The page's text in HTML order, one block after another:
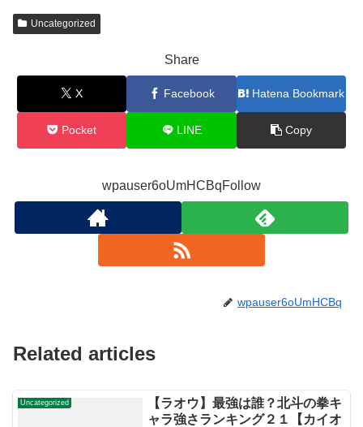
Uncategorized
Share
X Facebook Hatena Bookmark
Pocket LINE Copy
wpauser6oUmHCBqFollow
wpauser6oUmHCBq
Related articles
Uncategorized
【ラオウ】最強は誰？北斗の拳キ
ャラ強さランキング２１【カイオ